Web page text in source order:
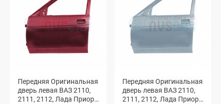
хэтчбек (ВАЗ
хэтчбек (ВАЗ
Передняя Оригинальная
дверь левая ВАЗ 2110,
2111, 2112, Лада Приора
Передняя Оригинальная
дверь левая ВАЗ 2110,
2111, 2112, Лада Приора